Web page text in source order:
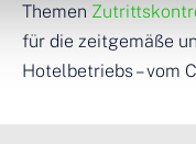
Themen
für die zeitgemäße
Hotelbetriebs – vom